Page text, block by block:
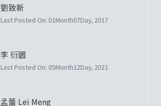
劉致新
Last Posted On: 01Month07Day, 2017
李 衍園
Last Posted On: 05Month12Day, 2021
孟蕾 Lei Meng